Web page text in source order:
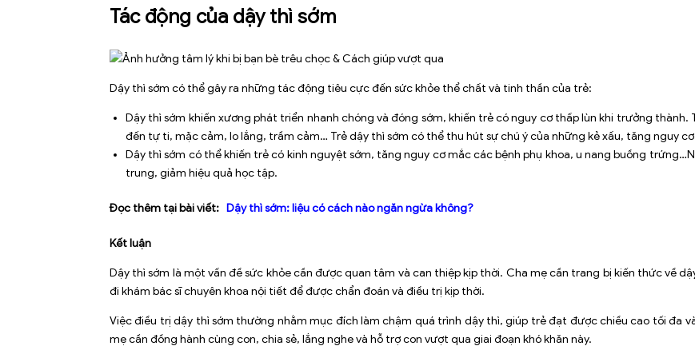
Tác động của dậy thì sớm
Dậy thì sớm có thể gây ra những tác động tiêu cực đến sức khỏe thể chất và tinh thần của trẻ:
Dậy thì sớm khiến xương phát triển nhanh chóng và đóng sớm, khiến trẻ có nguy cơ thấp lùn khi trưởng thành.
đến tự ti, mặc cảm, lo lắng, trầm cảm… Trẻ dậy thì sớm có thể thu hút sự chú ý của những kẻ xấu, tăng nguy
Dậy thì sớm có thể khiến trẻ có kinh nguyệt sớm, tăng nguy cơ mắc các bệnh phụ khoa, u nang buồng
trung, giảm hiệu quả học tập.
Đọc thêm tại bài viết: Dậy thì sớm: liệu có cách nào ngăn ngừa không?
Kết luận
Dậy thì sớm là một vấn đề sức khỏe cần được quan tâm và can thiệp kịp thời. Cha mẹ cần trang bị kiến thức về
đi khám bác sĩ chuyên khoa nội tiết để được chẩn đoán và điều trị kịp thời.
Việc điều trị dậy thì sớm thường nhằm mục đích làm chậm quá trình dậy thì, giúp trẻ đạt được chiều cao tối đa
mẹ cần đồng hành cùng con, chia sẻ, lắng nghe và hỗ trợ con vượt qua giai đoạn khó khăn này.